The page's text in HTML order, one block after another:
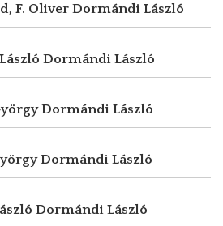
F. Oliver Dormándi László
Dormándi László
Dormándi László
Dormándi László
Dormándi László